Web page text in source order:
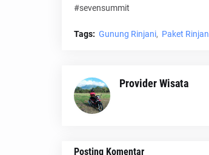
#sevensummit
Tags: Gunung Rinjani Paket
Provider Wisata
Posting Komentar